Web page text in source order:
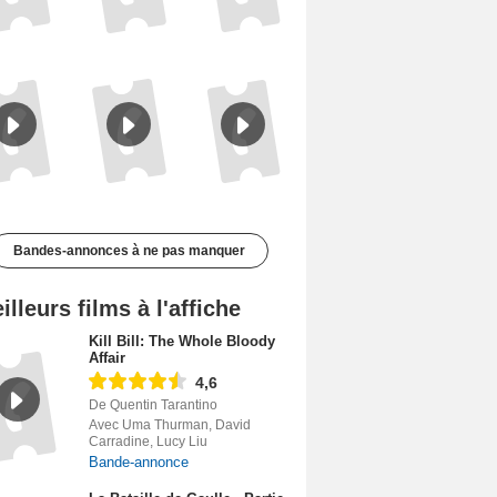
Bandes-annonces à ne pas manquer
films à l'affiche
Kill Bill: The Whole Bloody
Affair
4,6
De Quentin Tarantino
Avec Uma Thurman, David
Carradine, Lucy Liu
Bande-annonce